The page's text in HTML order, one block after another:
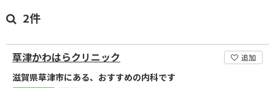
2件
草津かわはらクリニック 追加
滋賀県草津市にある、おすすめの内科です